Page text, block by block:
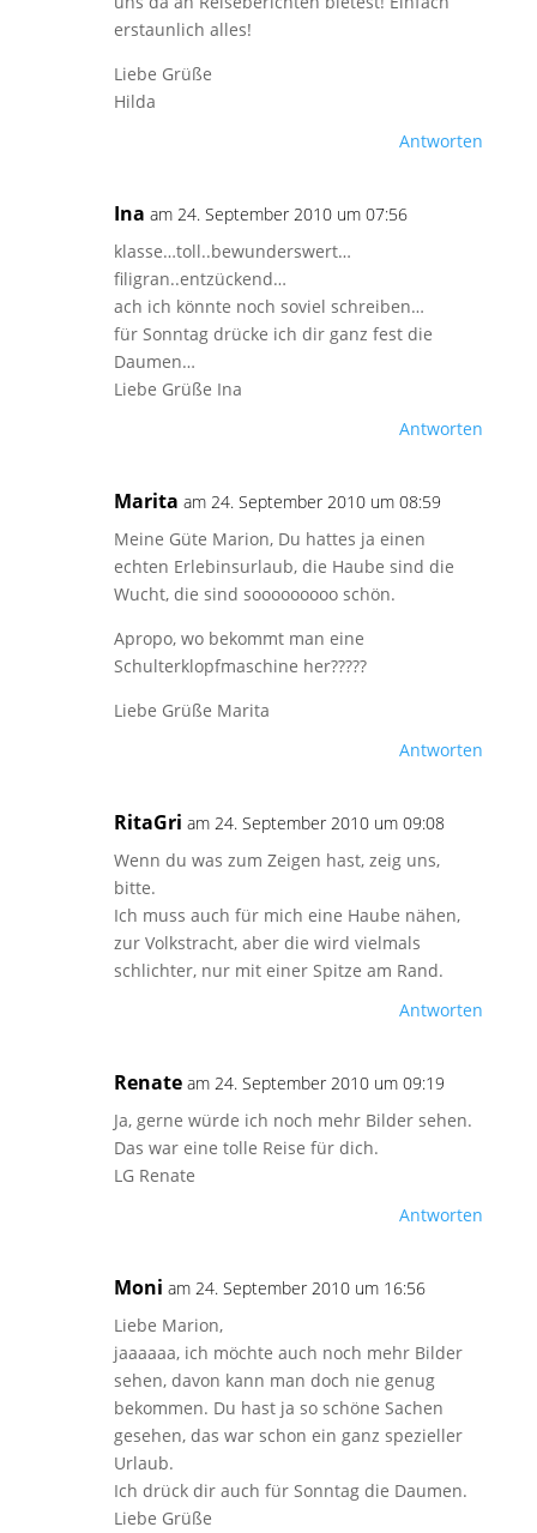
erstaunlich alles!
Liebe Grüße
Hilda
Antworten
Ina am 24. September 2010 um 07:56
klasse…toll..bewunderswert…
filigran..entzückend…
ach ich könnte noch soviel schreiben…
für Sonntag drücke ich dir ganz fest die
Daumen…
Liebe Grüße Ina
Antworten
Marita am 24. September 2010 um 08:59
Meine Güte Marion, Du hattes ja einen
echten Erlebinsurlaub, die Haube sind die
Wucht, die sind sooooooooo schön.
Apropo, wo bekommt man eine
Schulterklopfmaschine her?????
Liebe Grüße Marita
Antworten
RitaGri am 24. September 2010 um 09:08
Wenn du was zum Zeigen hast, zeig uns,
bitte.
Ich muss auch für mich eine Haube nähen,
zur Volkstracht, aber die wird vielmals
schlichter, nur mit einer Spitze am Rand.
Antworten
Renate am 24. September 2010 um 09:19
Ja, gerne würde ich noch mehr Bilder sehen.
Das war eine tolle Reise für dich.
LG Renate
Antworten
Moni am 24. September 2010 um 16:56
Liebe Marion,
jaaaaaa, ich möchte auch noch mehr Bilder
sehen, davon kann man doch nie genug
bekommen. Du hast ja so schöne Sachen
gesehen, das war schon ein ganz spezieller
Urlaub.
Ich drück dir auch für Sonntag die Daumen.
Liebe Grüße